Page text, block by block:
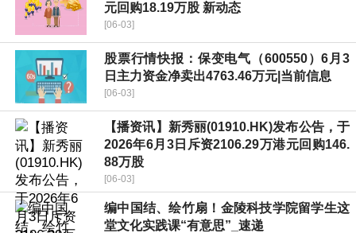
元回购18.19万股 新动态
[06-03]
股票行情快报：保变电气（600550）6月3
日主力资金净卖出4763.46万元|当前信息
[06-03]
【播资讯】新秀丽(01910.HK)发布公告，于
2026年6月3日斥资2106.29万港元回购146.
88万股
[06-03]
编中国结、绘竹扇！金陵科技学院留学生这
堂文化实践课“有意思”_速递